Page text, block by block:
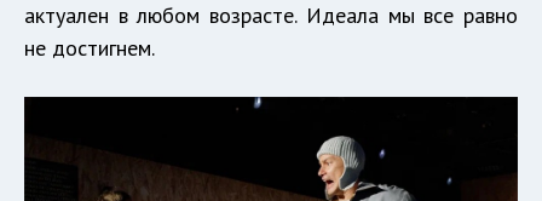
актуален в любом возрасте. Идеала мы все равно
не достигнем.